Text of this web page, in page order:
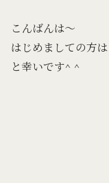
こんばんは〜
はじめましての方は
と幸いです^ ^